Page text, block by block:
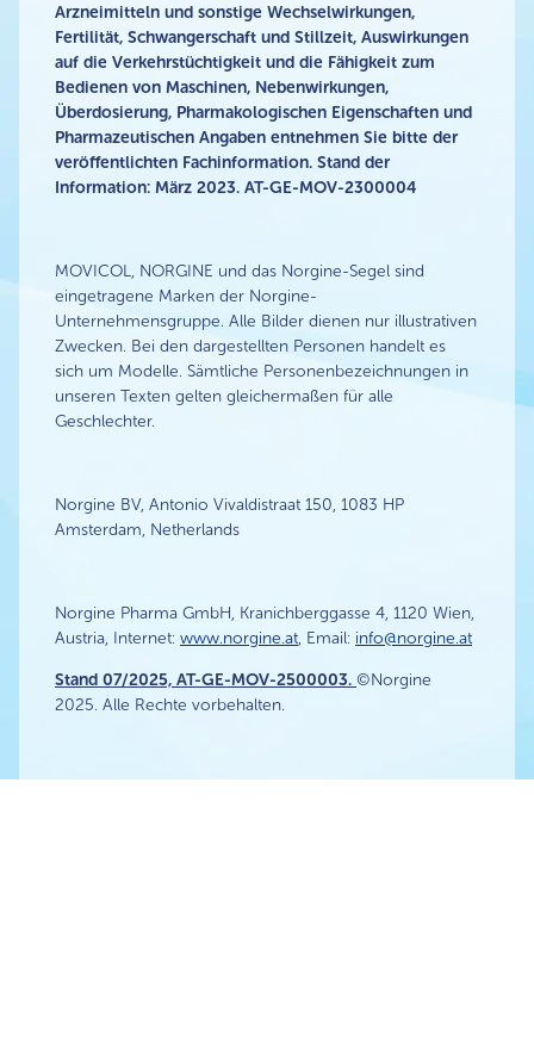
Arzneimitteln und sonstige Wechselwirkungen,
Fertilität, Schwangerschaft und Stillzeit, Auswirkungen
auf die Verkehrstüchtigkeit und die Fähigkeit zum
Bedienen von Maschinen, Nebenwirkungen,
Überdosierung, Pharmakologischen Eigenschaften und
Pharmazeutischen Angaben entnehmen Sie bitte der
veröffentlichten Fachinformation. Stand der
Information: März 2023. AT-GE-MOV-2300004
MOVICOL, NORGINE und das Norgine-Segel sind
eingetragene Marken der Norgine-
Unternehmensgruppe. Alle Bilder dienen nur illustrativen
Zwecken. Bei den dargestellten Personen handelt es
sich um Modelle. Sämtliche Personenbezeichnungen in
unseren Texten gelten gleichermaßen für alle
Geschlechter.
Norgine BV, Antonio Vivaldistraat 150, 1083 HP
Amsterdam, Netherlands
Norgine Pharma GmbH, Kranichberggasse 4, 1120 Wien,
Austria, Internet: www.norgine.at, Email: info@norgine.at
Stand 07/2025, AT-GE-MOV-2500003. ©Norgine
2025. Alle Rechte vorbehalten.